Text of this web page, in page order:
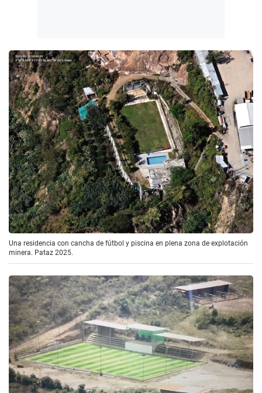
Una residencia con cancha de fútbol y piscina en plena zona de explotación
minera. Pataz 2025.